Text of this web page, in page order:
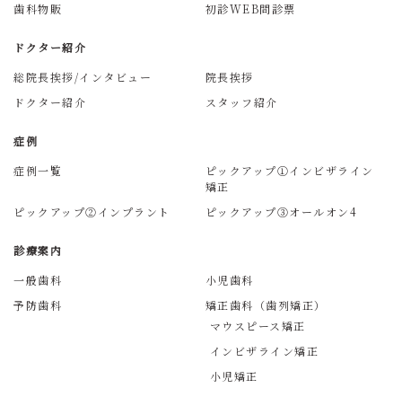
歯科物販
初診WEB問診票
ドクター紹介
総院長挨拶/インタビュー
院長挨拶
ドクター紹介
スタッフ紹介
症例
症例一覧
ピックアップ①インビザライン
矯正
ピックアップ②インプラント
ピックアップ③オールオン4
診療案内
一般歯科
小児歯科
予防歯科
矯正歯科（歯列矯正）
マウスピース矯正
インビザライン矯正
小児矯正